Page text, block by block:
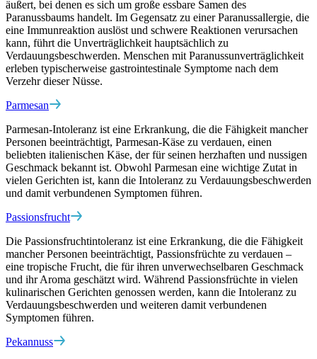
äußert, bei denen es sich um große essbare Samen des
Paranussbaums handelt. Im Gegensatz zu einer Paranussallergie, die
eine Immunreaktion auslöst und schwere Reaktionen verursachen
kann, führt die Unverträglichkeit hauptsächlich zu
Verdauungsbeschwerden. Menschen mit Paranussunverträglichkeit
erleben typischerweise gastrointestinale Symptome nach dem
Verzehr dieser Nüsse.
Parmesan
Parmesan-Intoleranz ist eine Erkrankung, die die Fähigkeit mancher
Personen beeinträchtigt, Parmesan-Käse zu verdauen, einen
beliebten italienischen Käse, der für seinen herzhaften und nussigen
Geschmack bekannt ist. Obwohl Parmesan eine wichtige Zutat in
vielen Gerichten ist, kann die Intoleranz zu Verdauungsbeschwerden
und damit verbundenen Symptomen führen.
Passionsfrucht
Die Passionsfruchtintoleranz ist eine Erkrankung, die die Fähigkeit
mancher Personen beeinträchtigt, Passionsfrüchte zu verdauen –
eine tropische Frucht, die für ihren unverwechselbaren Geschmack
und ihr Aroma geschätzt wird. Während Passionsfrüchte in vielen
kulinarischen Gerichten genossen werden, kann die Intoleranz zu
Verdauungsbeschwerden und weiteren damit verbundenen
Symptomen führen.
Pekannuss